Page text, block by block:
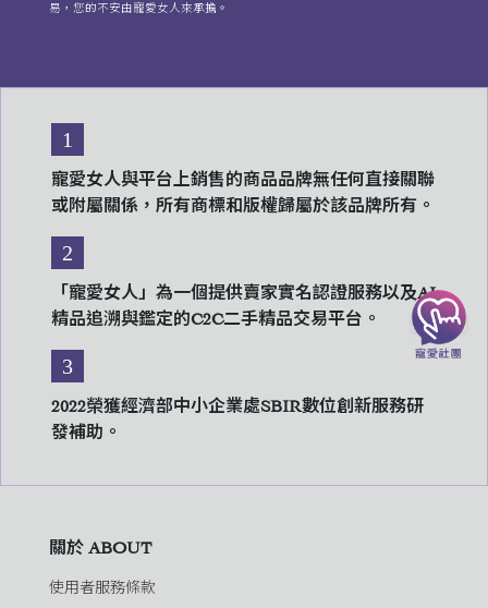
易，您的不安由寵愛女人來承擔。
1
寵愛女人與平台上銷售的商品品牌無任何直接關聯
或附屬關係，所有商標和版權歸屬於該品牌所有。
2
「寵愛女人」為一個提供賣家實名認證服務以及AI
精品追溯與鑑定的C2C二手精品交易平台。
3
2022榮獲經濟部中小企業處SBIR數位創新服務研
發補助。
關於 ABOUT
使用者服務條款